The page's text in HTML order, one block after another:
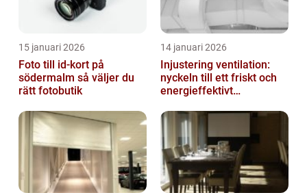
15 januari 2026
Foto till id-kort på
södermalm så väljer du
rätt fotobutik
14 januari 2026
Injustering ventilation:
nyckeln till ett friskt och
energieffektivt